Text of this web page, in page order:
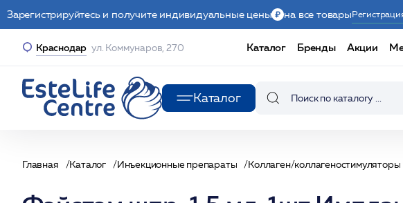
Зарегистрируйтесь и получите индивидуальные цены на все товары
Краснодар ул. Коммунаров, 270 Каталог Бренды Акции
Каталог
Главная Каталог Инъекционные препараты Коллаген/коллагеностимуляторы